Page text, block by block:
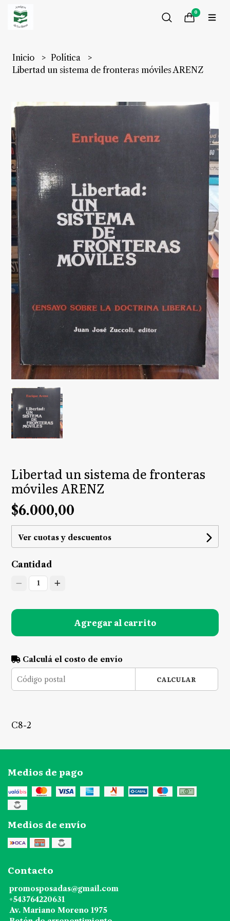
0
Inicio
Política
Libertad un sistema de fronteras móviles ARENZ
Libertad un sistema de fronteras
móviles ARENZ
$6.000,00
Ver cuotas y descuentos
Cantidad
1
Agregar al carrito
Calculá el costo de envío
CALCULAR
C8-2
Medios de pago
Medios de envío
Contacto
promosposadas@gmail.com
+543764220631
Av. Mariano Moreno 1975